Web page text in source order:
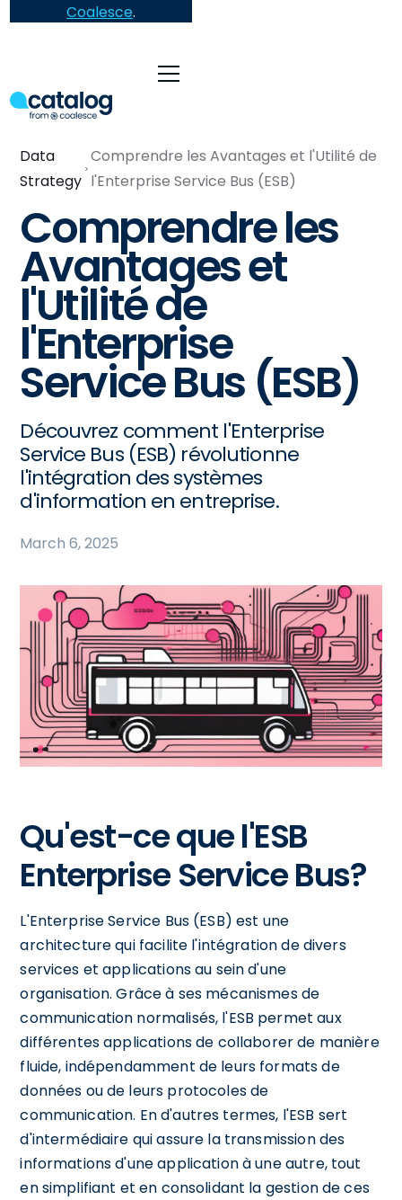
Coalesce.
Data
Strategy
Comprendre les Avantages et l'Utilité de
l'Enterprise Service Bus (ESB)
Comprendre les
Avantages et
l'Utilité de
l'Enterprise
Service Bus (ESB)
Découvrez comment l'Enterprise
Service Bus (ESB) révolutionne
l'intégration des systèmes
d'information en entreprise.
March 6, 2025
Qu'est-ce que l'ESB
Enterprise Service Bus?
L'Enterprise Service Bus (ESB) est une
architecture qui facilite l'intégration de divers
services et applications au sein d'une
organisation. Grâce à ses mécanismes de
communication normalisés, l'ESB permet aux
différentes applications de collaborer de manière
fluide, indépendamment de leurs formats de
données ou de leurs protocoles de
communication. En d'autres termes, l'ESB sert
d'intermédiaire qui assure la transmission des
informations d'une application à une autre, tout
en simplifiant et en consolidant la gestion de ces